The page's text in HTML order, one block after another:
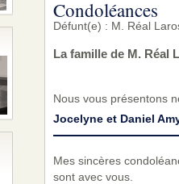
Condoléances
Défunt(e) : M. Réal
La famille de M. Réal
Nous vous présentons
Jocelyne et Daniel
Mes sincères
sont avec vous.